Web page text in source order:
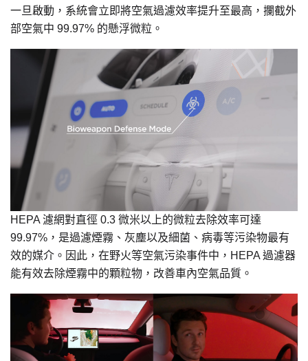
一旦啟動，系統會立即將空氣過濾效率提升至最高，攔截外
部空氣中 99.97% 的懸浮微粒。
HEPA 濾網對直徑 0.3 微米以上的微粒去除效率可達
99.97%，是過濾煙霧、灰塵以及細菌、病毒等污染物最有
效的媒介。因此，在野火等空氣污染事件中，HEPA 過濾器
能有效去除煙霧中的顆粒物，改善車內空氣品質。